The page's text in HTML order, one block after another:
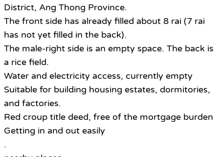
District, Ang Thong Province.
The front side has already filled about 8 rai (7 rai
has not yet filled in the back).
The male-right side is an empty space. The back is
a rice field.
Water and electricity access, currently empty
Suitable for building housing estates, dormitories,
and factories.
Red croup title deed, free of the mortgage burden
Getting in and out easily
.